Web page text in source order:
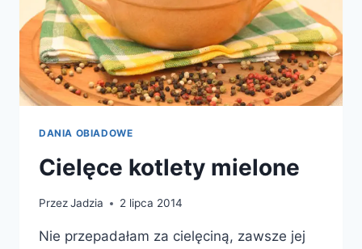
DANIA OBIADOWE
Cielęce kotlety mielone
PrzezJadzia 2 lipca 2014
Nie przepadałam za cielęciną, zawsze jej